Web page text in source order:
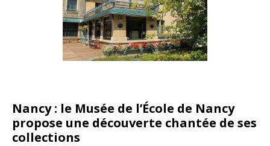
Nancy : le Musée de l’École de Nancy
propose une découverte chantée de ses
collections